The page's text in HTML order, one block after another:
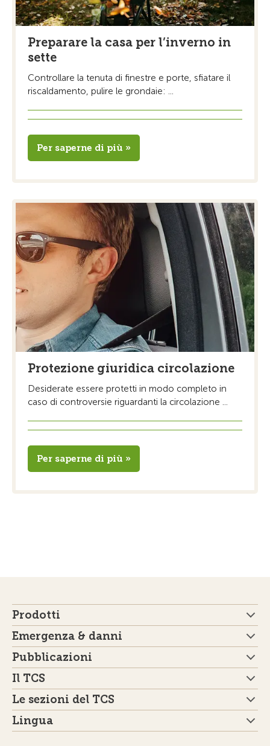
Preparare la casa per l’inverno in
sette
Controllare la tenuta di finestre e porte, sfiatare il
riscaldamento, pulire le grondaie: ...
Per saperne di più »
Protezione giuridica circolazione
Desiderate essere protetti in modo completo in
caso di controversie riguardanti la circolazione ...
Per saperne di più »
Prodotti
Emergenza & danni
Pubblicazioni
Il TCS
Le sezioni del TCS
Lingua